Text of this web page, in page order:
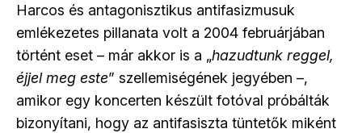
Harcos és antagonisztikus antifasizmusuk
emlékezetes pillanata volt a 2004 februárjában
történt eset – már akkor is a „hazudtunk reggel,
éjjel meg este” szellemiségének jegyében –,
amikor egy koncerten készült fotóval próbálták
bizonyítani, hogy az antifasiszta tüntetők miként